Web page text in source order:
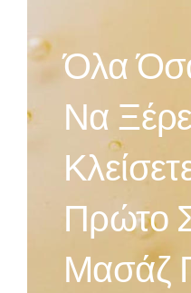
Όλα
Να
Πρώτο
Μασάζ